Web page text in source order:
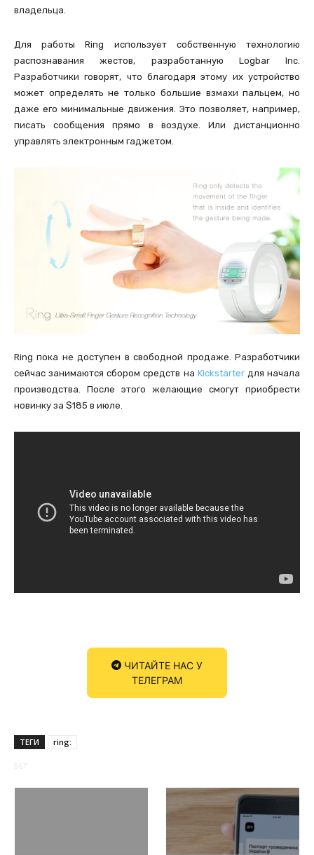
владельца.
Для работы Ring использует собственную технологию
распознавания жестов, разработанную Logbar Inc.
Разработчики говорят, что благодаря этому их устройство
может определять не только большие взмахи пальцем, но
даже его минимальные движения. Это позволяет, например,
писать сообщения прямо в воздухе. Или дистанционно
управлять электронным гаджетом.
Ring пока не доступен в свободной продаже. Разработчики
сейчас занимаются сбором средств на Kickstarterдля начала
производства. После этого желающие смогут приобрести
новинку за $185 в июле.
ЧИТАЙТЕ НАС У
ТЕЛЕГРАМ
ТЕГИ ring: